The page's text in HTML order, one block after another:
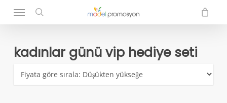
search
Menu
kadınlar günü vip hediye seti